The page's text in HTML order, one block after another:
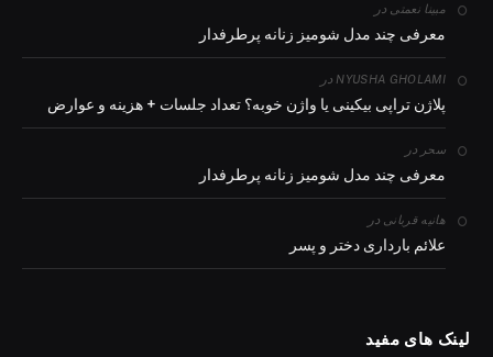
مبینا نعمتی در
معرفی چند مدل شومیز زنانه پرطرفدار
NYUSHA GHOLAMI در
پلاژن تراپی بیکینی یا واژن خوبه؟ تعداد جلسات + هزینه و عوارض
سحر در
معرفی چند مدل شومیز زنانه پرطرفدار
هانیه قربانی در
علائم بارداری دختر و پسر
لینک های مفید